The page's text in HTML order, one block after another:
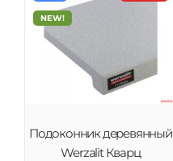
NEW!
Подоконник деревянный
Werzalit Кварц